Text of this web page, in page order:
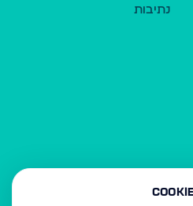
נתיבות